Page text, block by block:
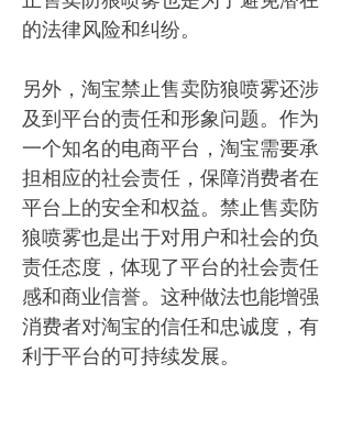
的法律风险和纠纷。
另外，淘宝禁止售卖防狼喷雾还涉
及到平台的责任和形象问题。作为
一个知名的电商平台，淘宝需要承
担相应的社会责任，保障消费者在
平台上的安全和权益。禁止售卖防
狼喷雾也是出于对用户和社会的负
责任态度，体现了平台的社会责任
感和商业信誉。这种做法也能增强
消费者对淘宝的信任和忠诚度，有
利于平台的可持续发展。